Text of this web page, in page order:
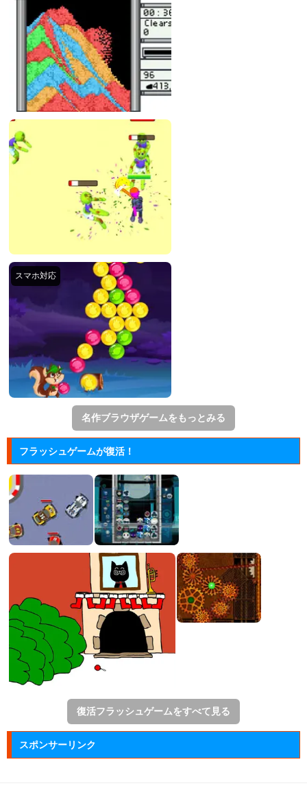
名作ブラウザゲームをもっとみる
フラッシュゲームが復活！
復活フラッシュゲームをすべて見る
スポンサーリンク